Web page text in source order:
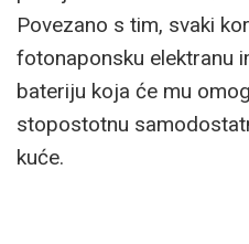
Povezano s tim, svaki
fotonaponsku elektranu
bateriju koja će mu
stopostotnu
kuće.